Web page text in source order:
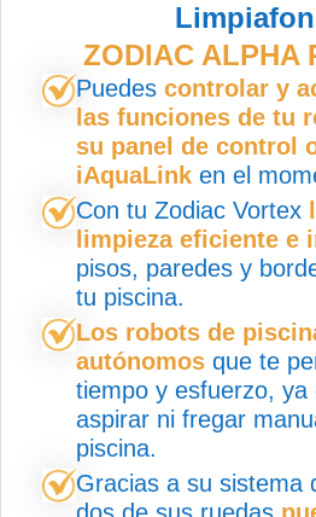
ZODIAC ALPHA
Puedes controlar y
las funciones de tu
su panel de control
iAquaLinken el
Con tu Zodiac Vortex
limpieza eficiente e
pisos, paredes y
tu piscina.
Los robots de
autónomos que te
tiempo y esfuerzo, ya
aspirar ni fregar
piscina.
Gracias a su sistema